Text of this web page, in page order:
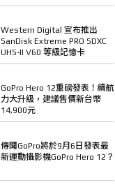
Western Digital 宣布推出
SanDisk Extreme PRO SDXC
UHS-II V60 等級記憶卡
GoPro Hero 12重磅發表！續航
力大升級，建議售價新台幣
14,900元
傳聞GoPro將於9月6日發表最
新運動攝影機GoPro Hero 12？